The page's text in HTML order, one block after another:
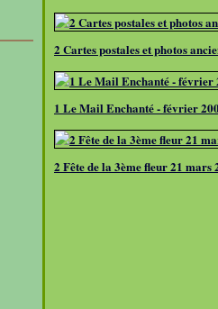
2 Cartes postales et photos
1 Le Mail Enchanté - février
2 Fête de la 3ème fleur 21 mars